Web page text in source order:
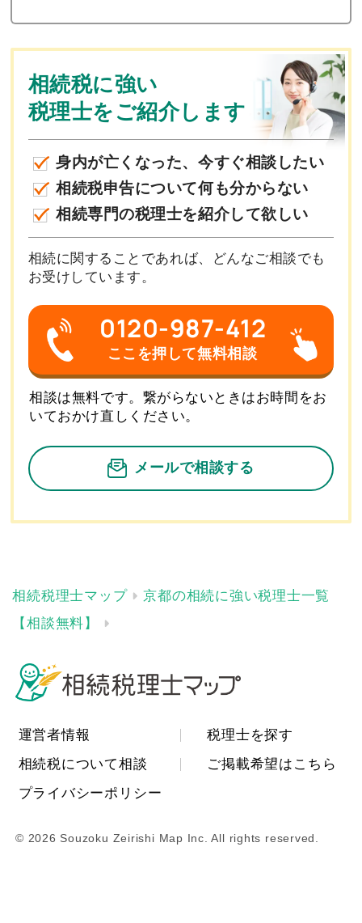
相続税に強い
税理士をご紹介します
身内が亡くなった、今すぐ相談したい
相続税申告について何も分からない
相続専門の税理士を紹介して欲しい
相続に関することであれば、どんなご相談でも
お受けしています。
0120-987-412
ここを押して無料相談
相談は無料です。繋がらないときはお時間をお
いておかけ直しください。
メールで相談する
京都の相続に強い税理士一覧
【相談無料】
運営者情報
税理士を探す
相続税について相談
ご掲載希望はこちら
プライバシーポリシー
© 2026 Souzoku Zeirishi Map Inc. All rights reserved.